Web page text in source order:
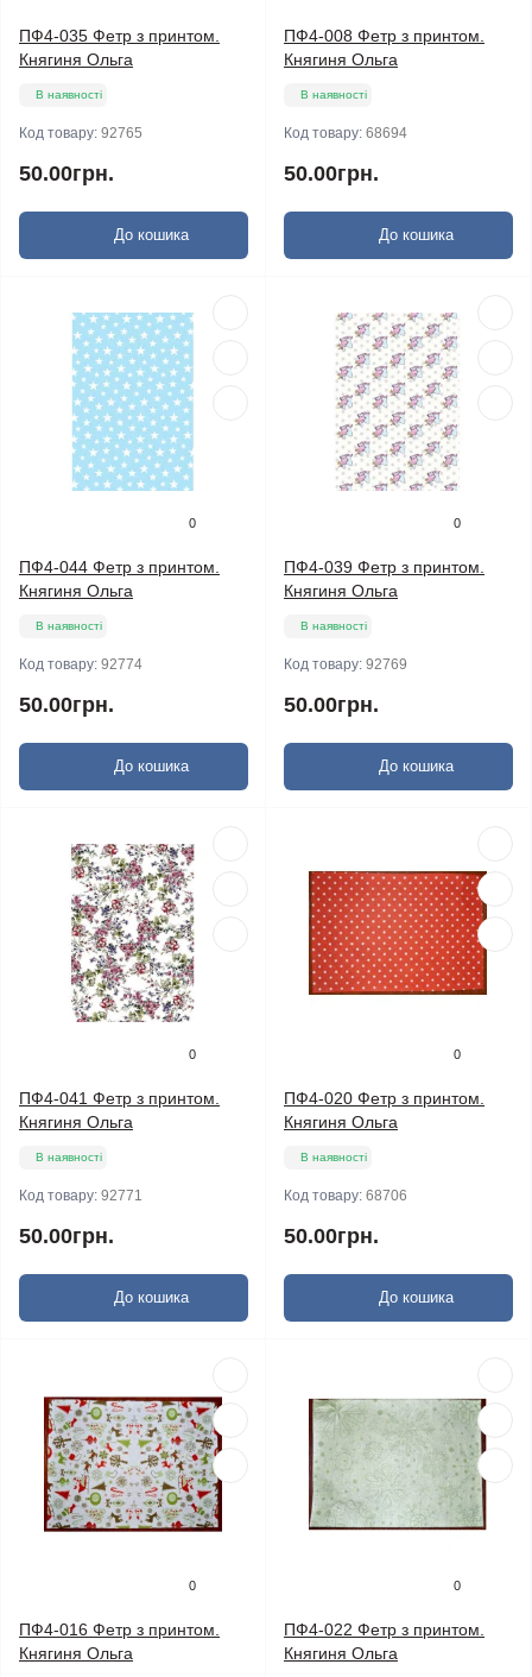
ПФ4-035 Фетр з принтом.
Княгиня Ольга
В наявності
Код товару: 92765
50.00грн.
До кошика
ПФ4-008 Фетр з принтом.
Княгиня Ольга
В наявності
Код товару: 68694
50.00грн.
До кошика
0
ПФ4-044 Фетр з принтом.
Княгиня Ольга
В наявності
Код товару: 92774
50.00грн.
До кошика
0
ПФ4-039 Фетр з принтом.
Княгиня Ольга
В наявності
Код товару: 92769
50.00грн.
До кошика
0
ПФ4-041 Фетр з принтом.
Княгиня Ольга
В наявності
Код товару: 92771
50.00грн.
До кошика
0
ПФ4-020 Фетр з принтом.
Княгиня Ольга
В наявності
Код товару: 68706
50.00грн.
До кошика
0
ПФ4-016 Фетр з принтом.
Княгиня Ольга
0
ПФ4-022 Фетр з принтом.
Княгиня Ольга